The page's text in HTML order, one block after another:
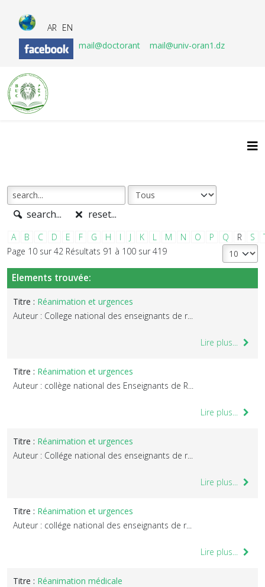
AR EN
mail@doctorant
mail@univ-oran1.dz
search... reset...
A B C D E F G H I J K L M N O P Q R S
Page 10 sur 42 Résultats 91 à 100 sur 419
Elements trouvée:
Titre : Réanimation et urgences
Auteur : College national des enseignants de r...
Lire plus...
Titre : Réanimation et urgences
Auteur : collège national des Enseignants de R...
Lire plus...
Titre : Réanimation et urgences
Auteur : Collége national des enseignants de r...
Lire plus...
Titre : Réanimation et urgences
Auteur : collége national des enseignants de r...
Lire plus...
Titre : Réanimation médicale